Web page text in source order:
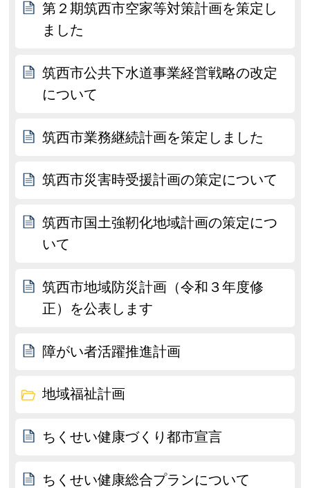
第２期筑西市空家等対策計画を策定し
ました
筑西市公共下水道事業経営戦略の改定
について
筑西市業務継続計画を策定しました
筑西市災害時受援計画の策定について
筑西市国土強靭化地域計画の策定につ
いて
筑西市地域防災計画（令和３年度修
正）を公表します
障がい者活躍推進計画
地域福祉計画
ちくせい健康づくり都市宣言
ちくせい健康総合プランについて